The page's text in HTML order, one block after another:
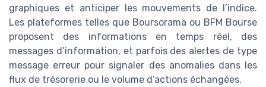
graphiques et anticiper les mouvements de l’indice.
Les plateformes telles que Boursorama ou BFM Bourse
proposent des informations en temps réel, des
messages d’information, et parfois des alertes de type
message erreur pour signaler des anomalies dans les
flux de trésorerie ou le volume d’actions échangées.